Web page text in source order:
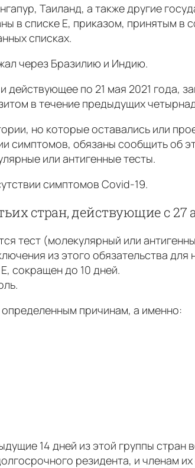
Таиланд, а также другие
в списке E, приказом, принятым в
списках.
через Бразилию и Индию.
действующее по 21 мая 2021 года,
в течение предыдущих
но которые оставались или
симптомов, обязаны сообщить об
или антигенные тесты.
симптомов Covid-19.
стран, действующие с 27
тест (молекулярный или
из этого обязательства
сокращен до 10 дней.
определенным причинам, а именно:
14 дней из этой группы
резидента, и членам